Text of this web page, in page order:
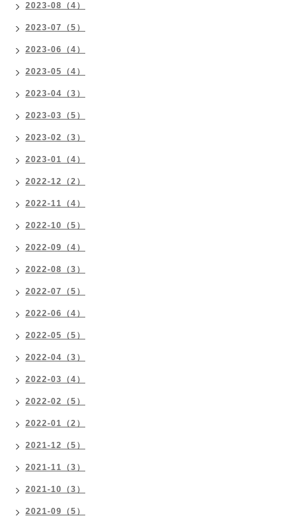
2023-08（4）
2023-07（5）
2023-06（4）
2023-05（4）
2023-04（3）
2023-03（5）
2023-02（3）
2023-01（4）
2022-12（2）
2022-11（4）
2022-10（5）
2022-09（4）
2022-08（3）
2022-07（5）
2022-06（4）
2022-05（5）
2022-04（3）
2022-03（4）
2022-02（5）
2022-01（2）
2021-12（5）
2021-11（3）
2021-10（3）
2021-09（5）